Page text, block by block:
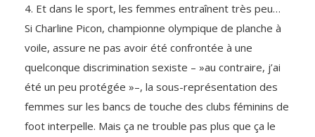
4. Et dans le sport, les femmes entraînent très peu…
Si Charline Picon, championne olympique de planche à
voile, assure ne pas avoir été confrontée à une
quelconque discrimination sexiste – »au contraire, j’ai
été un peu protégée »–, la sous-représentation des
femmes sur les bancs de touche des clubs féminins de
foot interpelle. Mais ça ne trouble pas plus que ça le